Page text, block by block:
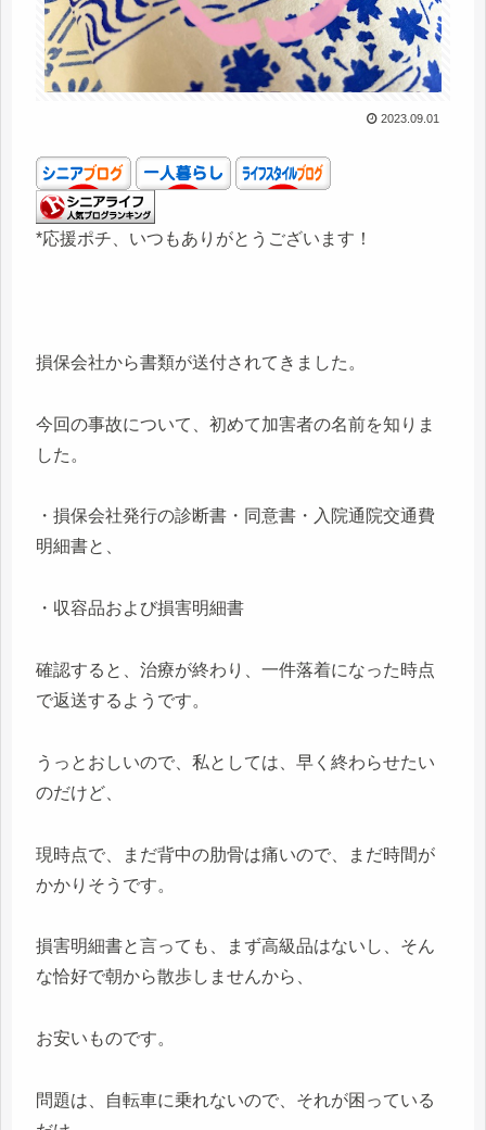
2023.09.01
*応援ポチ、いつもありがとうございます！
損保会社から書類が送付されてきました。
今回の事故について、初めて加害者の名前を知りま
した。
・損保会社発行の診断書・同意書・入院通院交通費
明細書と、
・収容品および損害明細書
確認すると、治療が終わり、一件落着になった時点
で返送するようです。
うっとおしいので、私としては、早く終わらせたい
のだけど、
現時点で、まだ背中の肋骨は痛いので、まだ時間が
かかりそうです。
損害明細書と言っても、まず高級品はないし、そん
な恰好で朝から散歩しませんから、
お安いものです。
問題は、自転車に乗れないので、それが困っている